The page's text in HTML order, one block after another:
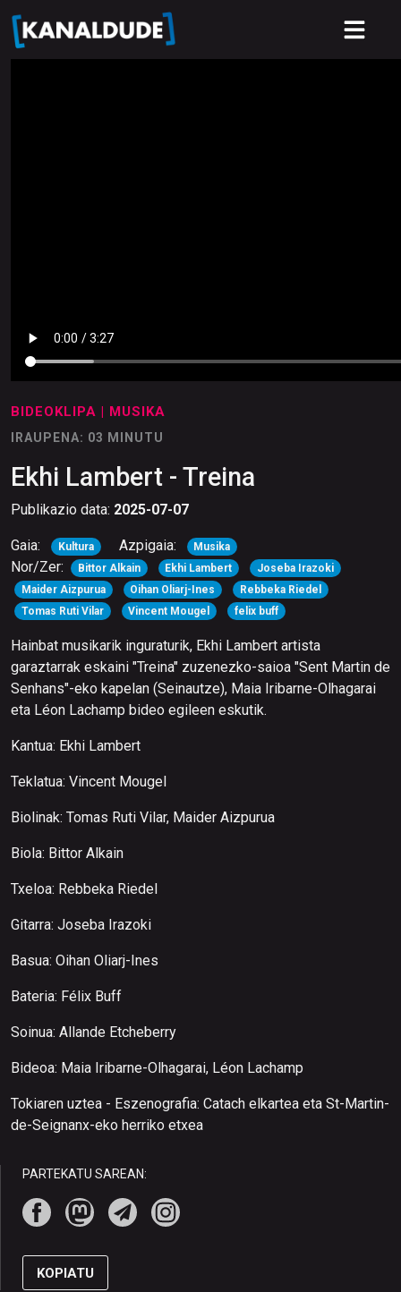
BIDEOKLIPA | MUSIKA
IRAUPENA: 03 MINUTU
Ekhi Lambert - Treina
Publikazio data: 2025-07-07
Gaia: Kultura Azpigaia: Musika
Nor/Zer: Bittor Alkain Ekhi Lambert
Joseba Irazoki
Maider Aizpurua
Oihan Oliarj-Ines
Rebbeka Riedel
Tomas Ruti Vilar
Vincent Mougel felix buff
Hainbat musikarik inguraturik, Ekhi Lambert artista
garaztarrak eskaini "Treina" zuzenezko-saioa "Sent Martin de
Senhans"-eko kapelan (Seinautze), Maia Iribarne-Olhagarai
eta Léon Lachamp bideo egileen eskutik.
Kantua: Ekhi Lambert
Teklatua: Vincent Mougel
Biolinak: Tomas Ruti Vilar, Maider Aizpurua
Biola: Bittor Alkain
Txeloa: Rebbeka Riedel
Gitarra: Joseba Irazoki
Basua: Oihan Oliarj-Ines
Bateria: Félix Buff
Soinua: Allande Etcheberry
Bideoa: Maia Iribarne-Olhagarai, Léon Lachamp
Tokiaren uztea - Eszenografia: Catach elkartea eta St-Martin-
de-Seignanx-eko herriko etxea
PARTEKATU SAREAN:
KOPIATU